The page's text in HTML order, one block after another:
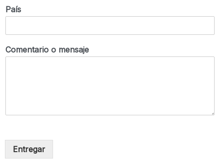
País
Comentario o mensaje
Entregar